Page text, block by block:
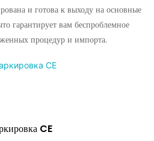
и готова к выходу на основные
гарантирует вам беспроблемное
процедур и импорта.
CE